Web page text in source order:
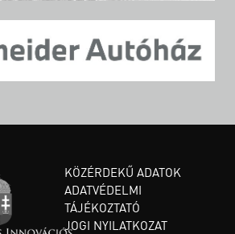
KÖZÉRDEKŰ ADATOK
ADATVÉDELMI
TÁJÉKOZTATÓ
JOGI NYILATKOZAT